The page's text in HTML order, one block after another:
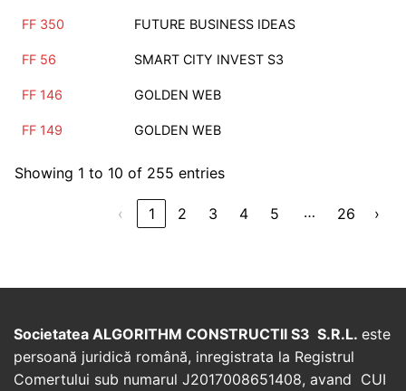
FF 350 FUTURE BUSINESS IDEAS
FF 56 SMART CITY INVEST S3
FF 146 GOLDEN WEB
FF 149 GOLDEN WEB
Showing 1 to 10 of 255 entries
‹ 1 2 3 4 5 … 26 ›
Societatea ALGORITHM CONSTRUCTII S3 S.R.L. este
persoană juridică română, inregistrata la Registrul
Comertului sub numarul J2017008651408, avand CUI